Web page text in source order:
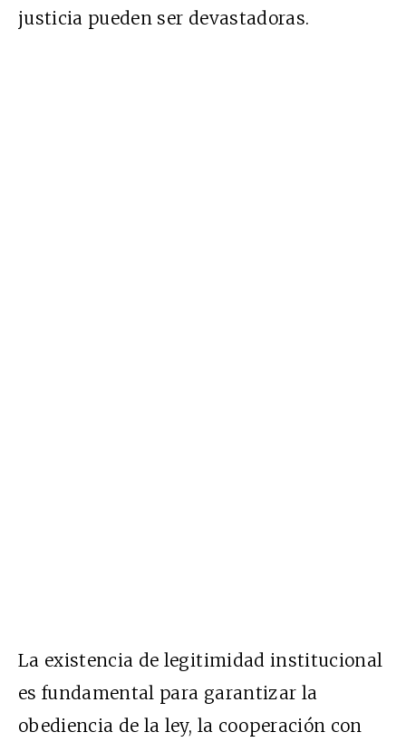
justicia pueden ser devastadoras.
La existencia de legitimidad institucional
es fundamental para garantizar la
obediencia de la ley, la cooperación con